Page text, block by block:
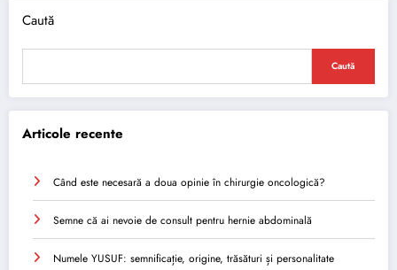
Caută
Caută
Articole recente
Când este necesară a doua opinie în chirurgie oncologică?
Semne că ai nevoie de consult pentru hernie abdominală
Numele YUSUF: semnificație, origine, trăsături și personalitate